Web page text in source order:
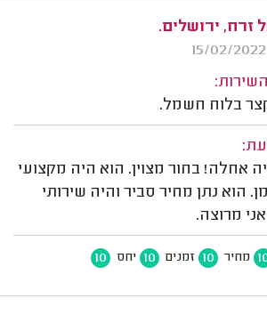
זרח, ירושלים.
בלוח חשמל.
אחלה! בחור מצוין. הוא היה מקצועי
הוא נתן מחיר סביר והיה שירותי
מרוצה.
מחיר 10 זמנים 10 יחס 10